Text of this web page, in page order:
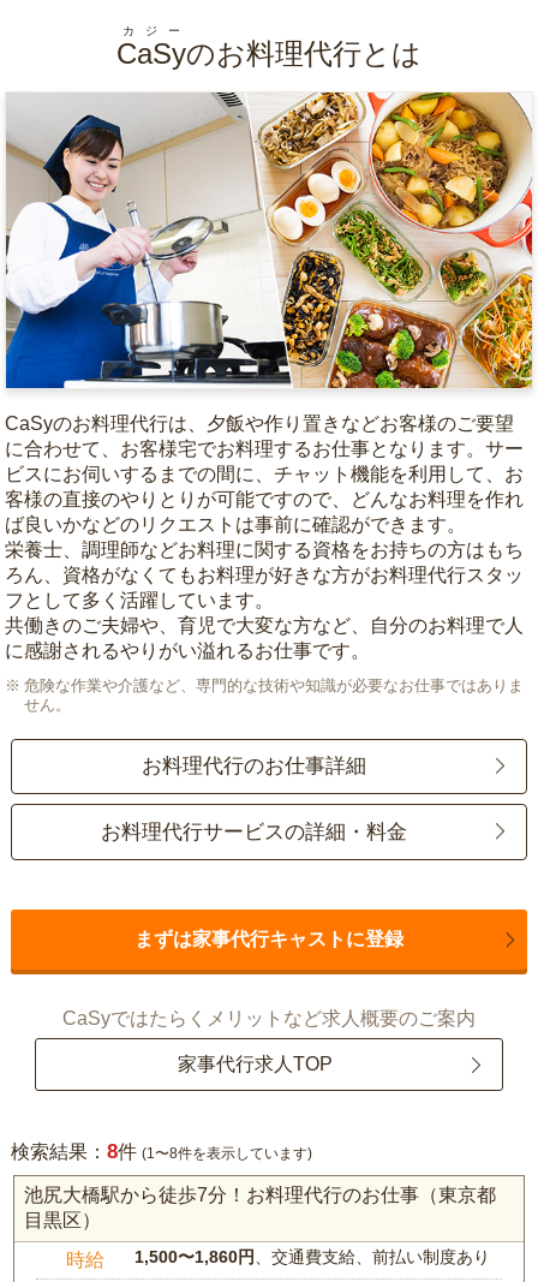
CaSy
カジー
のお料理代行とは
CaSyのお料理代行は、夕飯や作り置きなどお客様のご要望
に合わせて、お客様宅でお料理するお仕事となります。サー
ビスにお伺いするまでの間に、チャット機能を利用して、お
客様の直接のやりとりが可能ですので、どんなお料理を作れ
ば良いかなどのリクエストは事前に確認ができます。
栄養士、調理師などお料理に関する資格をお持ちの方はもち
ろん、資格がなくてもお料理が好きな方がお料理代行スタッ
フとして多く活躍しています。
共働きのご夫婦や、育児で大変な方など、自分のお料理で人
に感謝されるやりがい溢れるお仕事です。
危険な作業や介護など、専門的な技術や知識が必要なお仕事ではありま
せん。
お料理代行のお仕事詳細
お料理代行サービスの詳細・料金
まずは家事代行キャストに登録
CaSyではたらくメリットなど求人概要のご案内
家事代行求人TOP
検索結果： 8件 (1〜8件を表示しています)
池尻大橋駅から徒歩7分！お料理代行のお仕事（東京都
目黒区）
時給 1,500〜1,860円 、交通費支給、前払い制度あり